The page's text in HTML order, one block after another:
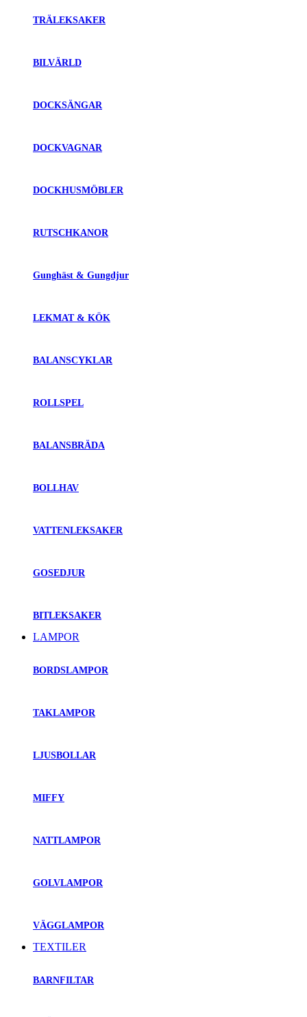
TRÄLEKSAKER
BILVÄRLD
DOCKSÄNGAR
DOCKVAGNAR
DOCKHUSMÖBLER
RUTSCHKANOR
Gunghäst & Gungdjur
LEKMAT & KÖK
BALANSCYKLAR
ROLLSPEL
BALANSBRÄDA
BOLLHAV
VATTENLEKSAKER
GOSEDJUR
BITLEKSAKER
LAMPOR
BORDSLAMPOR
TAKLAMPOR
LJUSBOLLAR
MIFFY
NATTLAMPOR
GOLVLAMPOR
VÄGGLAMPOR
TEXTILER
BARNFILTAR